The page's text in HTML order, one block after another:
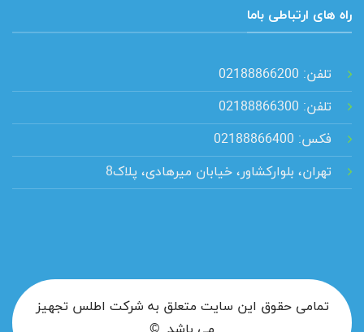
راه های ارتباطی باما
تلفن: 02188866200
تلفن: 02188866300
فکس: 02188866400
تهران، بلوارکشاور، خیابان میرهادی، پلاک8
تمامی حقوق این سایت متعلق به شرکت اطلس تجهیز